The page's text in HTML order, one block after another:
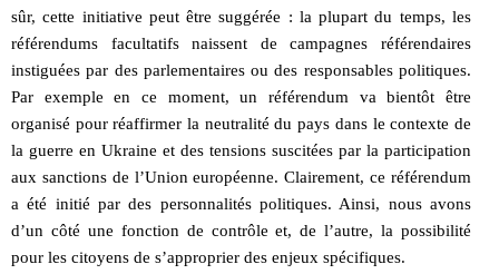
sûr, cette initiative peut être suggérée : la plupart du temps, les
référendums facultatifs naissent de campagnes référendaires
instiguées par des parlementaires ou des responsables politiques.
Par exemple en ce moment, un référendum va bientôt être
organisé pour réaffirmer la neutralité du pays dans le contexte de
la guerre en Ukraine et des tensions suscitées par la participation
aux sanctions de l’Union européenne. Clairement, ce référendum
a été initié par des personnalités politiques. Ainsi, nous avons
d’un côté une fonction de contrôle et, de l’autre, la possibilité
pour les citoyens de s’approprier des enjeux spécifiques.